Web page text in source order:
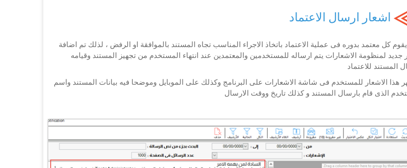
اشعار ارسال الاعتماد
كل معتمد بدوره فى عملية الاعتماد باتخاذ الاجراء المناسب تجاه المستند بالموافقة او الرفض ، لذلك تم اضافة
جديد لمنظومة الاشعارات يتم ارساله للمستخدمين والمعتمدين عند انتهاء المستخدم من تجهيز المستند وقيامه
المستند للاعتماد
هذا الاشعار للمستخدم فى شاشة الاشعارات على البرنامج وكذلك على الموبايل وموضحا فيه بيانات المستند واسم
الذى قام بارسال المستند و كذلك تاريخ ووقت الارسال